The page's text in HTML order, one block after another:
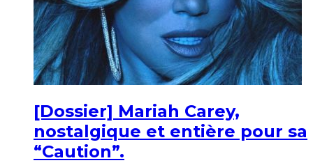
[Dossier] Mariah Carey,
nostalgique et entière pour sa
“Caution”.